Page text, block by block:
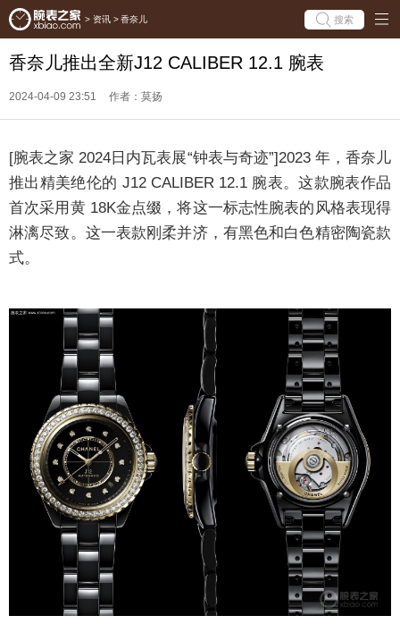
> 资讯 > 香奈儿 搜索
香奈儿推出全新J12 CALIBER 12.1 腕表
2024-04-09 23:51 作者：莫扬
[腕表之家 2024日内瓦表展“钟表与奇迹”]2023 年，香奈儿
推出精美绝伦的 J12 CALIBER 12.1 腕表。这款腕表作品
首次采用黄 18K金点缀，将这一标志性腕表的风格表现得
淋漓尽致。这一表款刚柔并济，有黑色和白色精密陶瓷款
式。